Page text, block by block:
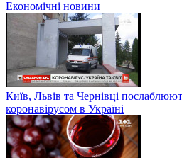
Економічні новини
Київ, Львів та Чернівці
коронавірусом в Україні